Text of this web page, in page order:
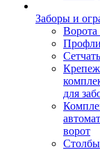
Заборы и
Ворота
для
ворот
Столбы